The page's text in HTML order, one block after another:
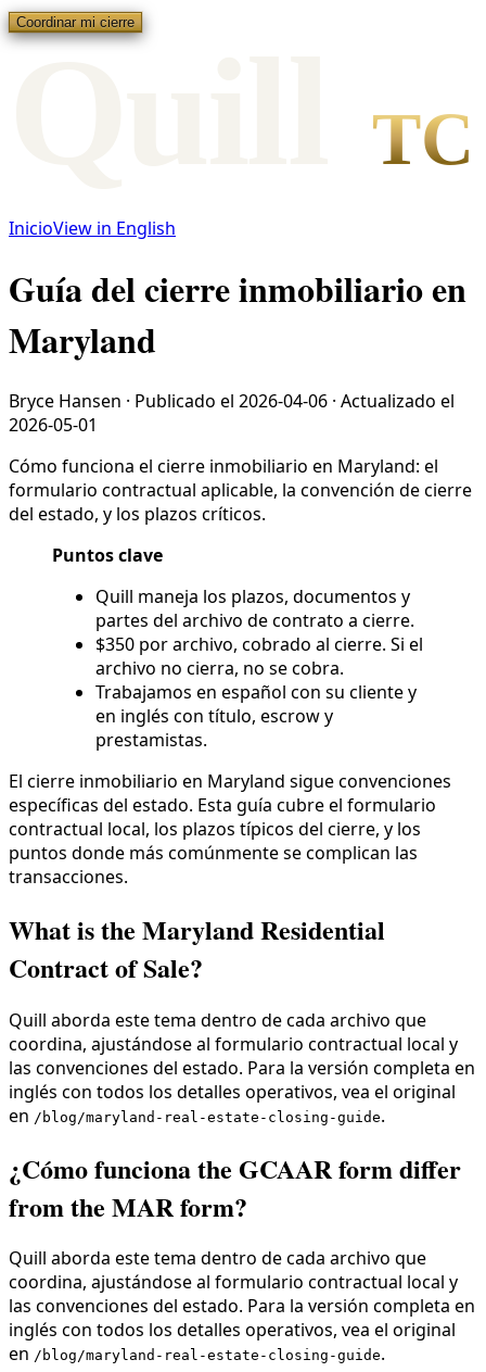
Coordinar mi cierre
TC
InicioView in English
Guía del cierre inmobiliario en
Maryland
Bryce Hansen · Publicado el 2026-04-06 · Actualizado el
2026-05-01
Cómo funciona el cierre inmobiliario en Maryland: el
formulario contractual aplicable, la convención de cierre
del estado, y los plazos críticos.
Puntos clave
Quill maneja los plazos, documentos y
partes del archivo de contrato a cierre.
$350 por archivo, cobrado al cierre. Si el
archivo no cierra, no se cobra.
Trabajamos en español con su cliente y
en inglés con título, escrow y
prestamistas.
El cierre inmobiliario en Maryland sigue convenciones
específicas del estado. Esta guía cubre el formulario
contractual local, los plazos típicos del cierre, y los
puntos donde más comúnmente se complican las
transacciones.
What is the Maryland Residential
Contract of Sale?
Quill aborda este tema dentro de cada archivo que
coordina, ajustándose al formulario contractual local y
las convenciones del estado. Para la versión completa en
inglés con todos los detalles operativos, vea el original
en /blog/maryland-real-estate-closing-guide.
¿Cómo funciona the GCAAR form differ
from the MAR form?
Quill aborda este tema dentro de cada archivo que
coordina, ajustándose al formulario contractual local y
las convenciones del estado. Para la versión completa en
inglés con todos los detalles operativos, vea el original
en /blog/maryland-real-estate-closing-guide.